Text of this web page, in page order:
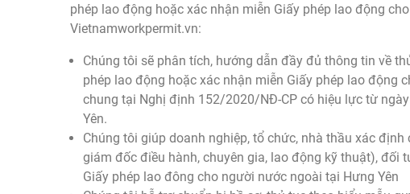
phép lao động hoặc xác nhận miễn Giấy phép lao động
Vietnamworkpermit.vn:
Chúng tôi sẽ phân tích, hướng dẫn đầy đủ thông tin về
phép lao động hoặc xác nhận miễn Giấy phép lao động
chung tại Nghị định 152/2020/NĐ-CP có hiệu lực từ
Yên.
Chúng tôi giúp doanh nghiệp, tổ chức, nhà thầu xác
giám đốc điều hành, chuyên gia, lao động kỹ thuật), đối
Giấy phép lao đông cho người nước ngoài tại Hưng Yên